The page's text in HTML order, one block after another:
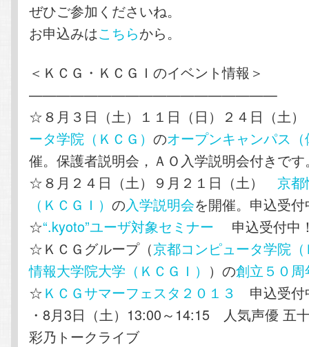
ぜひご参加くださいね。
お申込みはこちらから。
＜ＫＣＧ・ＫＣＧＩのイベント情報＞
——————————————————
☆８月３日（土）１１日（日）２４日（土
ータ学院（ＫＣＧ）のオープンキャンパス
催。保護者説明会，ＡＯ入学説明会付きで
☆８月２４日（土）９月２１日（土） 京
（ＫＣＧＩ）の入学説明会を開催。申込受
☆“.kyoto”ユーザ対象セミナー
申込受付中
☆ＫＣＧグループ（京都コンピュータ学院
情報大学院大学（ＫＣＧＩ） ）の創立５０
☆ＫＣＧサマーフェスタ２０１３
申込受付
・8月3日（土）13:00～14:15 人気声優 五
彩乃トークライブ